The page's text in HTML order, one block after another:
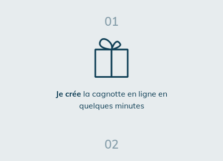
01
Je crée la cagnotte en ligne en
quelques minutes
02